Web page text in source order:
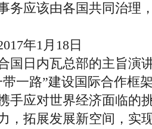
务应该由各国共同治理
年1月18日
日内瓦总部的主旨演
路”建设国际合作框
手应对世界经济面临的
，拓展发展新空间，实